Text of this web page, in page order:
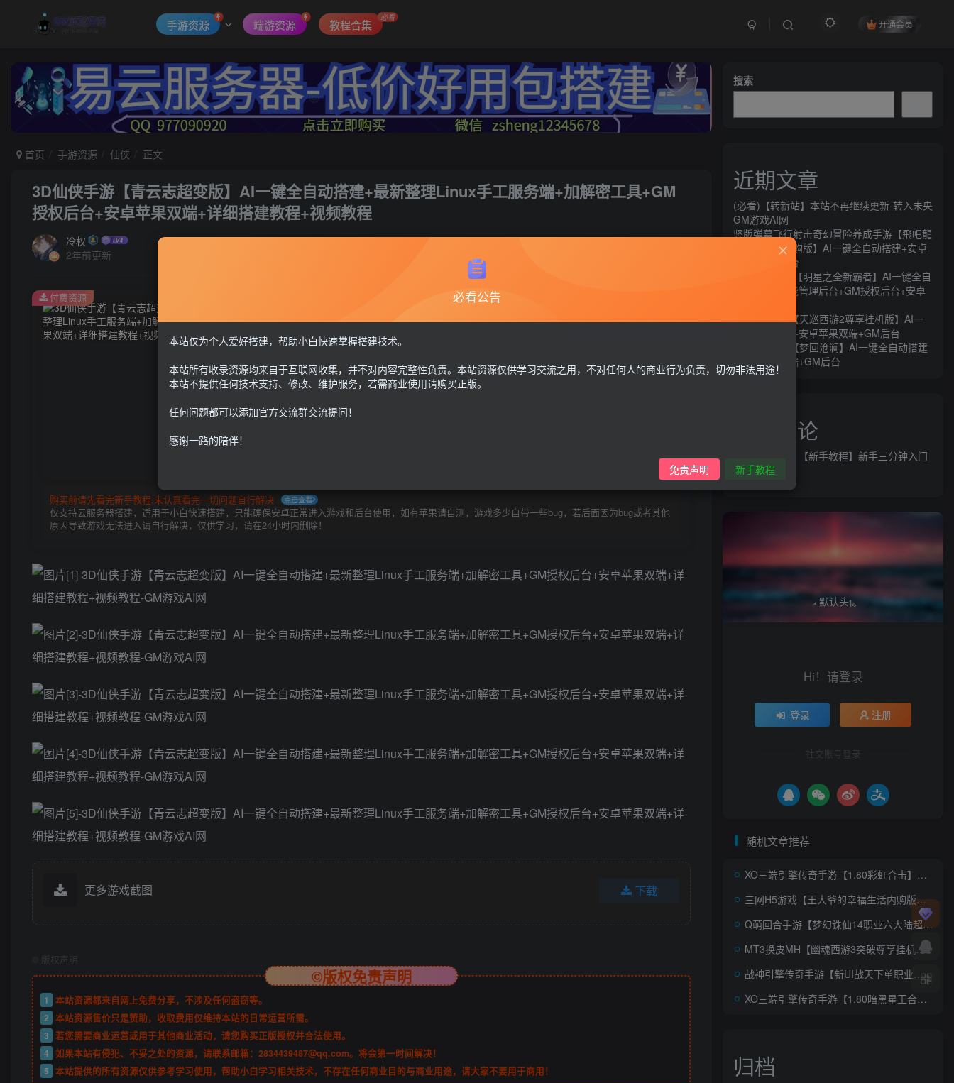
手游资源 端游资源 教程合集
必看
开通会员
首页 手游资源 仙侠 正文
3D仙侠手游【青云志超变版】AI一键全自动搭建+最新整理Linux手工服务端+加解密工具+GM
授权后台+安卓苹果双端+详细搭建教程+视频教程
冷权
2年前更新
此内容为付费资源，请付费后查看
G币30 限时特惠
G币 100
个人会员
购买前请先看完新手教程,未认真看完一切问题自行解决 点击查看
仅支持云服务器搭建，适用于小白快速搭建，只能确保安卓正常进入游戏和后台使用，如有苹果请自测，游戏多少自带一些bug，若后面因为bug或者其他
原因导致游戏无法进入请自行解决，仅供学习，请在24小时内删除！
付费资源
更多游戏截图 下载
版权声明
©版权免责声明
1
本站资源都来自网上免费分享，不涉及任何盗窃等。
2 本站资源售价只是赞助，收取费用仅维持本站的日常运营所需。
3 若您需要商业运营或用于其他商业活动，请您购买正版授权并合法使用。
4 如果本站有侵犯、不妥之处的资源，请联系邮箱：2834439487@qq.com。将会第一时间解决！
5 本站提供的所有资源仅供参考学习使用，帮助小白学习相关技术，不存在任何商业目的与商业用途，请大家不要用于商用！
搜索
近期文章
(必看)【转新站】本站不再继续更新-转入未央
GM游戏AI网
竖版弹幕飞行射击奇幻冒险养成手游【飛吧龍
騎士代金券内购版】AI一键全自动搭建+安卓
+CDK授权后台
横版闯关手游【明星之全新霸者】AI一键全自
动搭建+全功能管理后台+GM授权后台+安卓
MT3换皮MH【天巡西游2尊享挂机版】AI一
键全自动搭建+安卓苹果双端+GM后台
MT3换皮MH【梦回沧澜】AI一键全自动搭建
+安卓苹果双端+GM后台
近期评论
【新手教程】新手三分钟入门
AI全自动搭建
Hi！请登录
登录 注册
社交账号登录
随机文章推荐
XO三端引擎传奇手游【1.80彩虹合击】AI一键全自动搭建+Win系服务端+PC安卓苹果三端+加密工具+详细搭建教程
三网H5游戏【王大爷的幸福生活内购版】AI一键全自动搭建+WIN系服务端+Linux手工服务端+详细搭建教程+源码
Q萌回合手游【梦幻诛仙14职业六大陆超变打金版】AI一键全自动搭建+安卓苹果双端+GM后台
MT3换皮MH【幽魂西游3突破尊享挂机版】AI一键全自动搭建+Linux手工服务端+安卓苹果双端+GM后台+详细搭建教程+全套源码
战神引擎传奇手游【新UI战天下单职业召唤卡版[白猪3]】AI一键全自动搭建+Win一键服务端+GM授权后台+安卓苹果双端+详细搭建教程+视频教程
XO三端引擎传奇手游【1.80暗黑星王合击版】AI一键全自动搭建+Win一键服务端+PC安卓苹果+详细搭建教程+视频教程
归档
必看公告
本站仅为个人爱好搭建，帮助小白快速掌握搭建技术。
本站所有收录资源均来自于互联网收集，并不对内容完整性负责。本站资源仅供学习交流之用，不对任何人的商业行为负责，切勿非法用途！
本站不提供任何技术支持、修改、维护服务，若需商业使用请购买正版。
任何问题都可以添加官方交流群交流提问！
感谢一路的陪伴！
免责声明 新手教程